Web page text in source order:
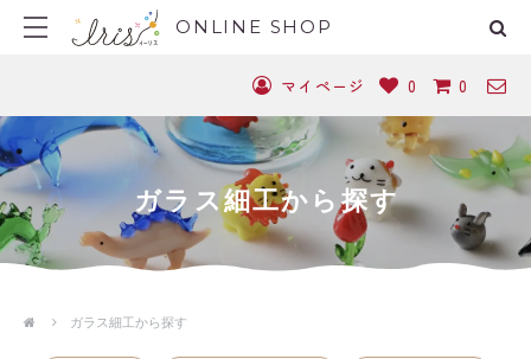
ONLINE SHOP
マイページ 0 0
ガラス細工から探す
ガラス細工から探す